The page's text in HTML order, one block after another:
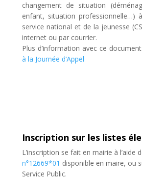
changement de situation
enfant, situation professionnelle…)
service national et de la jeunesse
internet ou par courrier.
Plus d’information avec ce document
à la Journée d’Appel
Inscription sur les listes
L’inscription se fait en mairie à l’aide
n°12669*01 disponible en maire, ou
Service Public.